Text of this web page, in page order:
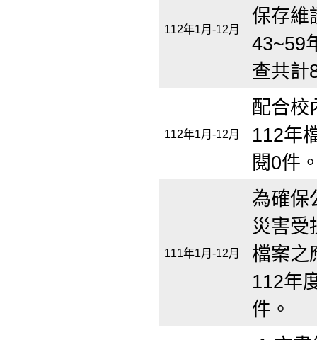
112年1月-12月
保存維
43~59
查共計
112年1月-12月
配合校
112年
閱0件
111年1月-12月
為確保
災害受
檔案之
112年
件。